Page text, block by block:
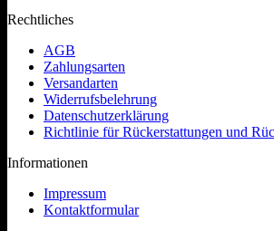
Rechtliches
AGB
Zahlungsarten
Versandarten
Widerrufsbelehrung
Datenschutzerklärung
Richtlinie für Rückerstattungen und
Informationen
Impressum
Kontaktformular